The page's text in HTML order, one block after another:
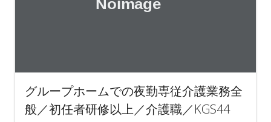
グループホームでの夜勤専従介護業務全
般／初任者研修以上／介護職／KGS44